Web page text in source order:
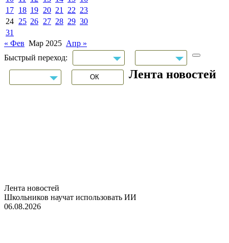
17 18 19 20 21 22 23
24 25 26 27 28 29 30
31
« Фев Мар 2025 Апр »
Быстрый переход:
Лента новостей
Лента новостей
Школьников научат использовать ИИ
06.08.2026